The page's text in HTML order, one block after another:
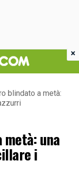
blindato a metà:
una
i
×